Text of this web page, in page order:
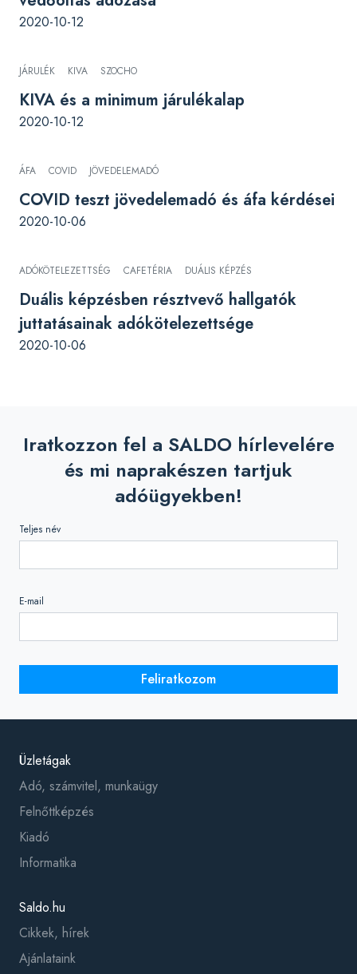
2020-10-12
JÁRULÉK KIVA SZOCHO
KIVA és a minimum járulékalap
2020-10-12
ÁFA COVID JÖVEDELEMADÓ
COVID teszt jövedelemadó és áfa kérdései
2020-10-06
ADÓKÖTELEZETTSÉG CAFETÉRIA DUÁLIS KÉPZÉS
Duális képzésben résztvevő hallgatók
juttatásainak adókötelezettsége
2020-10-06
Iratkozzon fel a SALDO hírlevelére
és mi naprakészen tartjuk
adóügyekben!
Teljes név
E-mail
Feliratkozom
Üzletágak
Adó, számvitel, munkaügy
Felnőttképzés
Kiadó
Informatika
Saldo.hu
Cikkek, hírek
Ajánlataink